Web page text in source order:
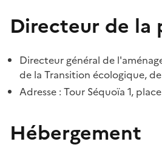
Directeur de la
Directeur général de
de la Transition écologique,
Adresse : Tour Séquoïa 1,
Hébergement